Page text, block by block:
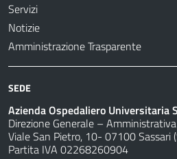
Servizi
Notizie
Amministrazione Trasparente
SEDE
Azienda Ospedaliero Universitaria
Direzione Generale –
Viale San Pietro, 10- 07100 Sassari
Partita IVA 02268260904